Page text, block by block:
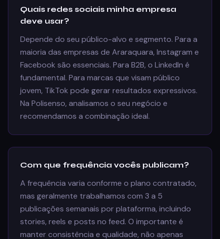
Quais redes sociais minha empresa
deve usar?
Depende do seu público-alvo e segmento. Para a
maioria das empresas de Araraquara, Instagram e
Facebook são essenciais. Para B2B, o LinkedIn é
fundamental. Para marcas que visam público
jovem, TikTok pode gerar resultados expressivos.
Na Polisenso, analisamos o seu negócio e
recomendamos a combinação ideal.
Com que frequência vocês publicam?
A frequência varia conforme o plano contratado,
mas geralmente trabalhamos com 3 a 5
publicações semanais por plataforma, incluindo
stories, reels e posts no feed. O importante é
manter consistência e qualidade, não apenas